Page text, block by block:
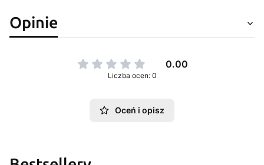
Opinie
0.00
Liczba ocen: 0
Oceń i opisz